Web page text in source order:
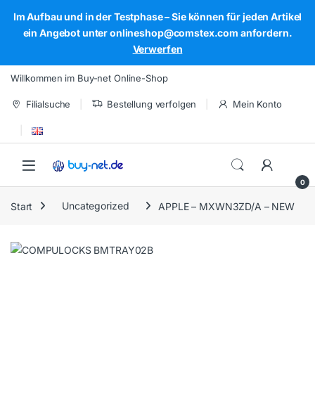
Im Aufbau und in der Testphase – Sie können für jeden Artikel
ein Angebot unter onlineshop@comstex.com anfordern.
Verwerfen
Skip to navigation
Skip to content
Willkommen im Buy-net Online-Shop
Filialsuche Bestellung verfolgen Mein Konto
Open
0
Start Uncategorized APPLE – MXWN3ZD/A – NEW